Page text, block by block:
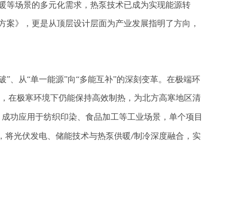
等场景的多元化需求，热泵技术已成为实现能源转
》，更是从顶层设计层面为产业发展指明了方向，
”、从“单一能源”向“多能互补”的深刻变革。在极端环
在极寒环境下仍能保持高效制热，为北方高寒地区清
功应用于纺织印染、食品加工等工业场景，单个项目
将光伏发电、储能技术与热泵供暖/制冷深度融合，实